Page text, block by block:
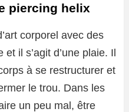
piercing helix
corporel avec des
il s’agit d’une plaie. Il
à se restructurer et
le trou. Dans les
un peu mal, être